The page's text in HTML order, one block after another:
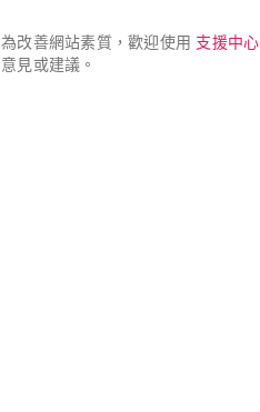
為改善網站素質，歡迎使用 支援中心
意見或建議。